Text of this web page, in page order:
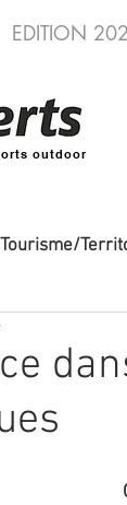
EDITION
outdoor
Tourisme/